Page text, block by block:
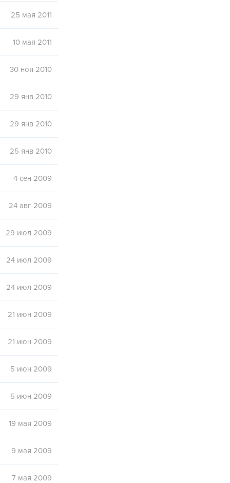
25 мая 2011
10 мая 2011
30 ноя 2010
29 янв 2010
29 янв 2010
25 янв 2010
4 сен 2009
24 авг 2009
29 июл 2009
24 июл 2009
24 июл 2009
21 июн 2009
21 июн 2009
5 июн 2009
5 июн 2009
19 мая 2009
9 мая 2009
7 мая 2009